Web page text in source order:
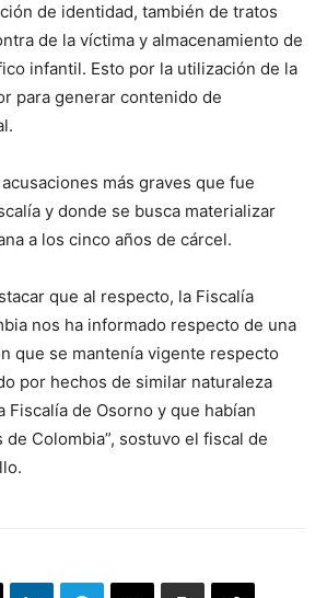
de identidad, también de tratos
de la víctima y almacenamiento de
infantil. Esto por la utilización de la
para generar contenido de
más graves que fue
y donde se busca materializar
a los cinco años de cárcel.
que al respecto, la Fiscalía
nos ha informado respecto de una
que se mantenía vigente respecto
por hechos de similar naturaleza
Fiscalía de Osorno y que habían
Colombia”, sostuvo el fiscal de